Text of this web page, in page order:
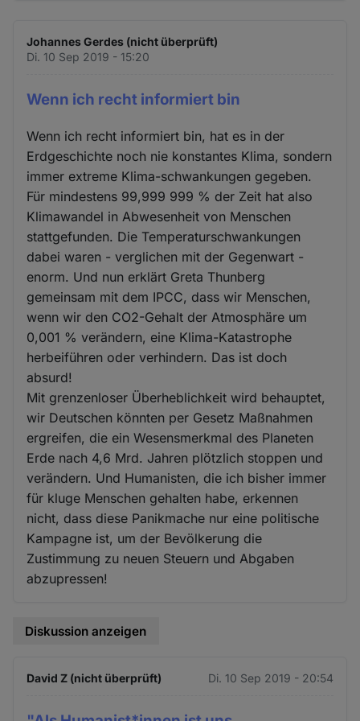
Johannes Gerdes (nicht überprüft)
Di. 10 Sep 2019 - 15:20
Wenn ich recht informiert bin
Wenn ich recht informiert bin, hat es in der
Erdgeschichte noch nie konstantes Klima, sondern
immer extreme Klima-schwankungen gegeben.
Für mindestens 99,999 999 % der Zeit hat also
Klimawandel in Abwesenheit von Menschen
stattgefunden. Die Temperaturschwankungen
dabei waren - verglichen mit der Gegenwart -
enorm. Und nun erklärt Greta Thunberg
gemeinsam mit dem IPCC, dass wir Menschen,
wenn wir den CO2-Gehalt der Atmosphäre um
0,001 % verändern, eine Klima-Katastrophe
herbeiführen oder verhindern. Das ist doch
absurd!
Mit grenzenloser Überheblichkeit wird behauptet,
wir Deutschen könnten per Gesetz Maßnahmen
ergreifen, die ein Wesensmerkmal des Planeten
Erde nach 4,6 Mrd. Jahren plötzlich stoppen und
verändern. Und Humanisten, die ich bisher immer
für kluge Menschen gehalten habe, erkennen
nicht, dass diese Panikmache nur eine politische
Kampagne ist, um der Bevölkerung die
Zustimmung zu neuen Steuern und Abgaben
abzupressen!
Diskussion anzeigen
David Z (nicht überprüft) Di. 10 Sep 2019 - 20:54